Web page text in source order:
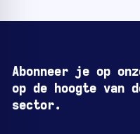
Abonneer je op
op de hoogte van
sector.